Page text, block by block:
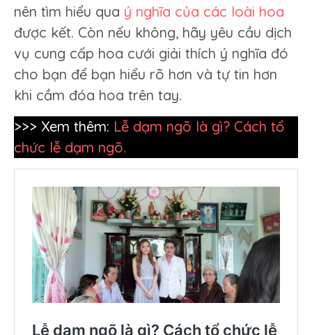
nên tìm hiểu qua ý nghĩa của các loài hoa
được kết. Còn nếu không, hãy yêu cầu dịch
vụ cung cấp hoa cưới giải thích ý nghĩa đó
cho bạn để bạn hiểu rõ hơn và tự tin hơn
khi cầm đóa hoa trên tay.
>>> Xem thêm: Lễ dạm ngõ là gì? Cách tổ
chức lễ dạm ngõ.